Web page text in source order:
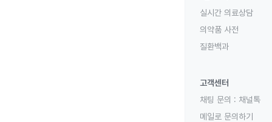
실시간 의료상담
의약품 사전
질환백과
고객센터
채팅 문의 : 채널톡
메일로 문의하기